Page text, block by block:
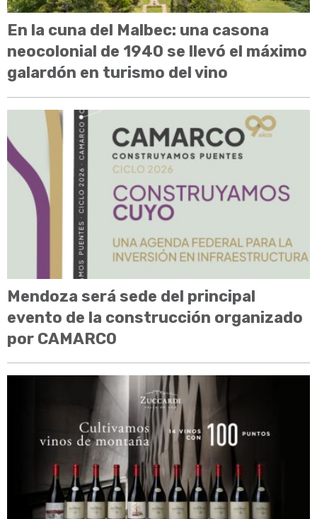
En la cuna del Malbec: una casona
neocolonial de 1940 se llevó el máximo
galardón en turismo del vino
Mendoza será sede del principal
evento de la construcción organizado
por CAMARCO